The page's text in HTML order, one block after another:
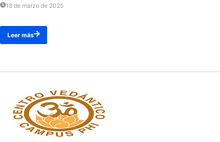
18 de marzo de 2025
Leer más